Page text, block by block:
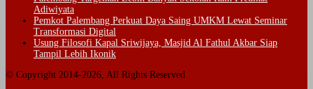
Adiwiyata
Pemkot Palembang Perkuat Daya Saing UMKM Lewat Seminar
Transformasi Digital
Usung Filosofi Kapal Sriwijaya, Masjid Al Fathul Akbar Siap
Tampil Lebih Ikonik
© Copyright 2014-2026, All Rights Reserved